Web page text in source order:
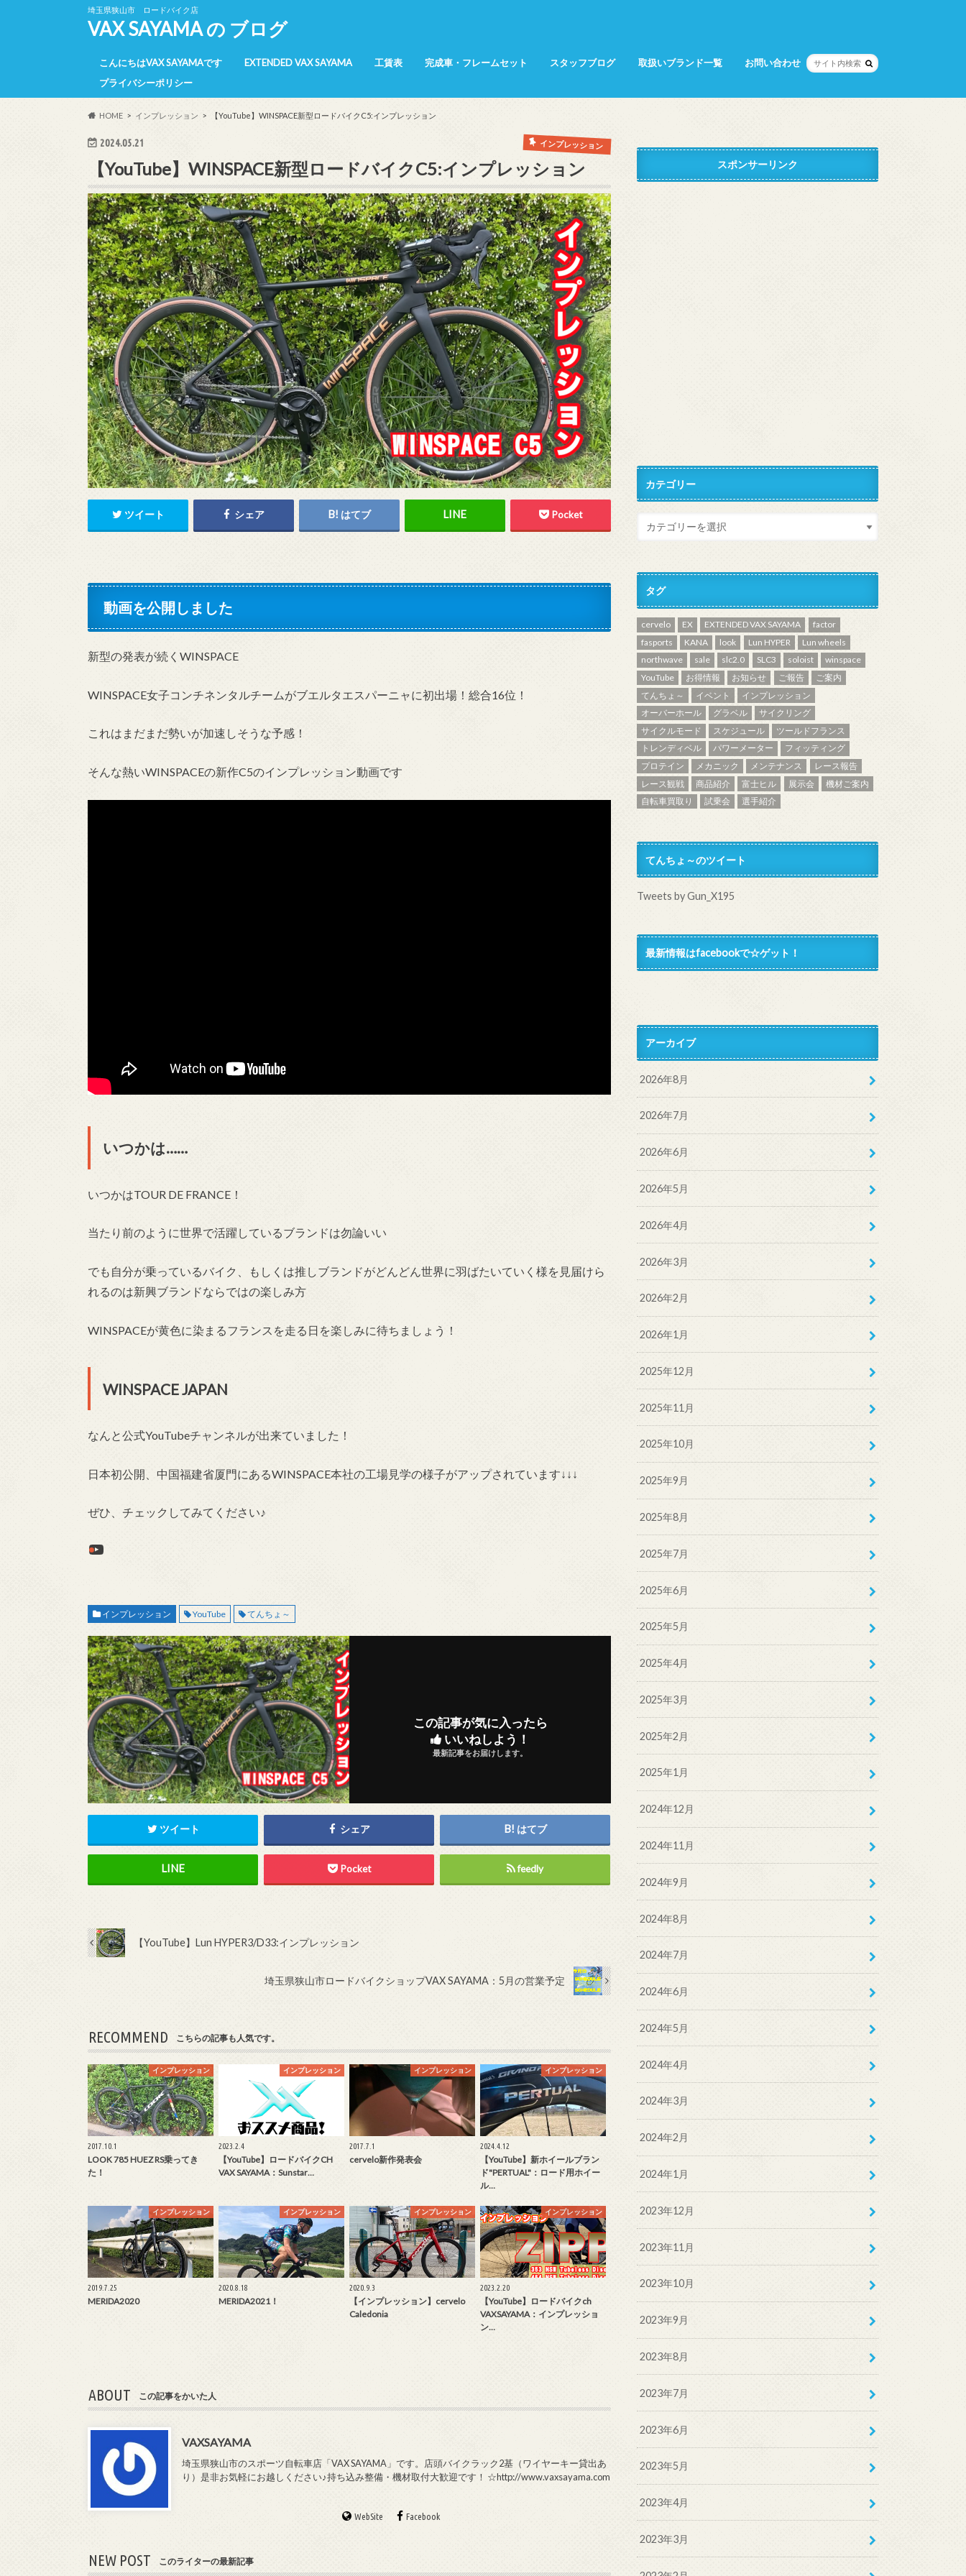
埼玉県狭山市 ロードバイク店
VAX SAYAMA の ブログ
こんにちはVAX SAYAMAです EXTENDED VAX SAYAMA 工賃表 完成車・フレームセット スタッフブログ 取扱いブランド一覧
お問い合わせ
プライバシーポリシー
HOME インプレッション 【YouTube】WINSPACE新型ロードバイクC5:インプレッション
2024.05.21 インプレッション
【YouTube】WINSPACE新型ロードバイクC5:インプレッション
ツイート シェア はてブ Pocket
動画を公開しました
新型の発表が続くWINSPACE
WINSPACE女子コンチネンタルチームがブエルタエスパーニャに初出場！総合16位！
これはまだまだ勢いが加速しそうな予感！
そんな熱いWINSPACEの新作C5のインプレッション動画です
いつかは……
いつかはTOUR DE FRANCE！
当たり前のように世界で活躍しているブランドは勿論いい
でも自分が乗っているバイク、もしくは推しブランドがどんどん世界に羽ばたいていく様を見届けら
れるのは新興ブランドならではの楽しみ方
WINSPACEが黄色に染まるフランスを走る日を楽しみに待ちましょう！
WINSPACE JAPAN
なんと公式YouTubeチャンネルが出来ていました！
日本初公開、中国福建省厦門にあるWINSPACE本社の工場見学の様子がアップされています↓↓↓
ぜひ、チェックしてみてください♪
YouTube
インプレッション YouTube てんちょ～
この記事が気に入ったら
いいねしよう！
最新記事をお届けします。
ツイート シェア はてブ
Pocket feedly
【YouTube】Lun HYPER3/D33:インプレッション
埼玉県狭山市ロードバイクショップVAX SAYAMA：5月の営業予定
RECOMMEND こちらの記事も人気です。
インプレッション
2017.10.1
LOOK 785 HUEZ RS乗ってき
た！
インプレッション
2023.2.4
【YouTube】ロードバイクCH
VAX SAYAMA：Sunstar…
インプレッション
2017.7.1
cervelo新作発表会
インプレッション
2024.4.12
【YouTube】新ホイールブラン
ド"PERTUAL"：ロード用ホイー
ル…
インプレッション
2019.7.25
MERIDA2020
インプレッション
2020.8.18
MERIDA2021！
インプレッション
2020.9.3
【インプレッション】cervelo
Caledonia
インプレッション
2023.2.20
【YouTube】ロードバイクch
VAXSAYAMA：インプレッショ
ン…
ABOUT この記事をかいた人
VAXSAYAMA
埼玉県狭山市のスポーツ自転車店「VAX SAYAMA」です。店頭バイクラック2基（ワイヤーキー貸出あ
り）是非お気軽にお越しください♪持ち込み整備・機材取付大歓迎です！ ☆http://www.vaxsayama.com
WebSite Facebook
NEW POST このライターの最新記事
スポンサーリンク
カテゴリー
タグ
cervelo EX EXTENDED VAX SAYAMA
factor
fasports
KANA look Lun HYPER
Lun wheels
northwave
sale slc2.0 SLC3 soloist
winspace
YouTube
お得情報 お知らせ ご報告
ご案内
てんちょ～
イベント
インプレッション
オーバーホール
グラベル
サイクリング
サイクルモード
スケジュール
ツールドフランス
トレンディベル
パワーメーター
フィッティング
プロテイン
メカニック メンテナンス
レース報告
レース観戦
商品紹介 富士ヒル 展示会
機材ご案内
自転車買取り
試乗会 選手紹介
てんちょ～のツイート
Tweets by Gun_X195
最新情報はfacebookで☆ゲット！
アーカイブ
2026年8月
2026年7月
2026年6月
2026年5月
2026年4月
2026年3月
2026年2月
2026年1月
2025年12月
2025年11月
2025年10月
2025年9月
2025年8月
2025年7月
2025年6月
2025年5月
2025年4月
2025年3月
2025年2月
2025年1月
2024年12月
2024年11月
2024年9月
2024年8月
2024年7月
2024年6月
2024年5月
2024年4月
2024年3月
2024年2月
2024年1月
2023年12月
2023年11月
2023年10月
2023年9月
2023年8月
2023年7月
2023年6月
2023年5月
2023年4月
2023年3月